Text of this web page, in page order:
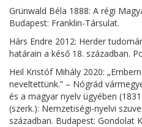
Grünwald Béla 1888: A régi
Budapest: Franklin-Társulat.
Hárs Endre 2012: Herder
határain a késő 18. században.
Heil Kristóf Mihály 2020:
neveltettünk.” – Nógrád
és a magyar nyelv ügyében
(szerk.): Nemzetiségi-nyelvi
században. Budapest: Gondolat